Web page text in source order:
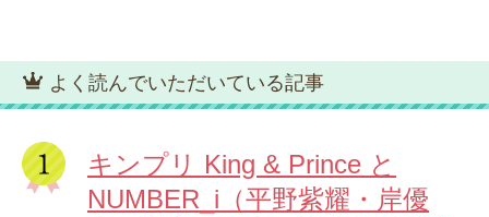
よく読んでいただいている記事
キンプリ King & Prince と
NUMBER_i（平野紫耀・岸優